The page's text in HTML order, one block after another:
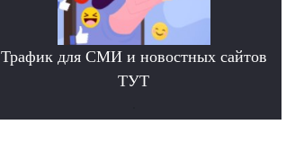
Трафик для СМИ и новостных сайтов
ТУТ